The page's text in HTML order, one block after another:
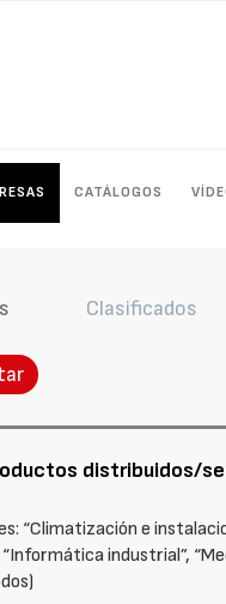
CATÁLOGOS
Clasificados
distribuidos/
“Climatización e
industrial”,